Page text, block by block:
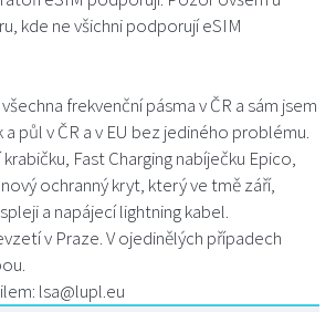
kde ne všichni podporují eSIM
frekvenční pásma v ČR a sám jsem
půl v ČR a v EU bez jediného problému.
Fast Charging nabíječku Epico,
ochranný kryt, který ve tmě září,
a napájecí lightning kabel.
v Praze. V ojedinělých případech
lsa@lupl.eu